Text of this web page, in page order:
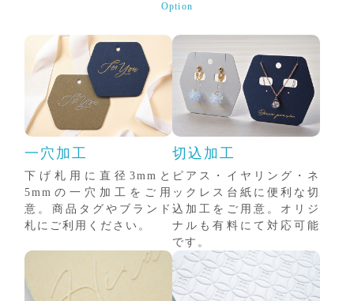
Option
一穴加工
下げ札用に直径3mmと
5mmの一穴加工をご用
意。商品タグやブランド
札にご利用ください。
切込加工
ピアス・イヤリング・ネ
ックレス台紙に便利な切
込加工をご用意。オリジ
ナルも有料にて対応可能
です。